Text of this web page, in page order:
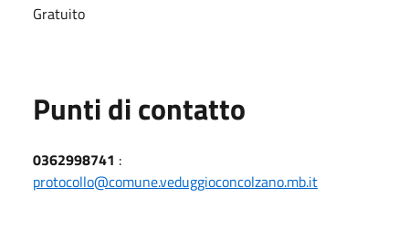
Gratuito
Punti di contatto
0362998741 :
protocollo@comune.veduggioconcolzano.mb.it